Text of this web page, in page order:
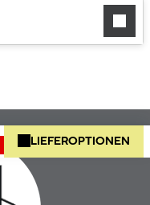
LIEFEROPTIONEN